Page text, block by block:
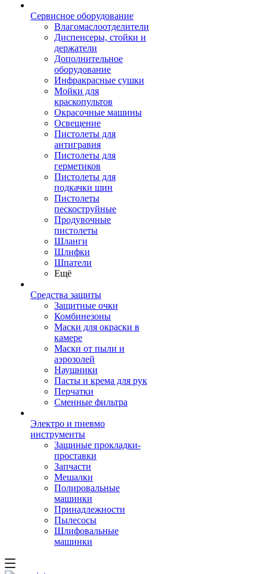
Сервисное оборудование
Влагомаслоотделители
Диспенсеры, стойки и
держатели
Дополнительное
оборудование
Инфракрасные сушки
Мойки для
краскопультов
Окрасочные машины
Освещение
Пистолеты для
антигравия
Пистолеты для
герметиков
Пистолеты для
подкачки шин
Пистолеты
пескоструйные
Продувочные
пистолеты
Шланги
Шлифки
Шпатели
Ещё
Средства защиты
Защитные очки
Комбинезоны
Маски для окраски в
камере
Маски от пыли и
аэрозолей
Наушники
Пасты и крема для рук
Перчатки
Сменные фильтра
Электро и пневмо
инструменты
Защиные прокладки-
проставки
Запчасти
Мешалки
Полировальные
машинки
Принадлежности
Пылесосы
Шлифовальные
машинки